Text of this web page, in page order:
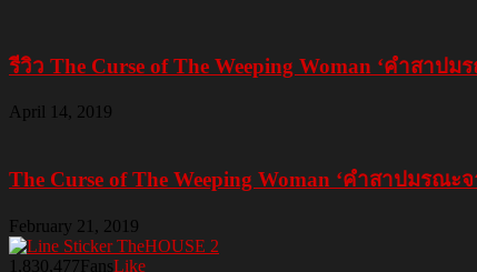
รีวิว The Curse of The Weeping Woman ‘คำสาปม
April 14, 2019
The Curse of The Weeping Woman ‘คำสาปมรณ
February 21, 2019
1,830,477FansLike